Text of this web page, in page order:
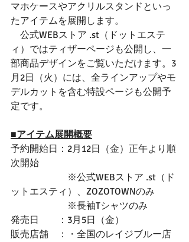
マホケースやアクリルスタンドといっ
たアイテムを展開します。
公式WEBストア .st（ドットエステ
ィ）ではティザーページも公開し、一
部商品デザインをご覧いただけます。3
月2日（火）には、全ラインアップやモ
デルカットを含む特設ページも公開予
定です。
■アイテム展開概要
予約開始日：2月12日（金）正午より順
次開始
※公式WEBストア .st（ド
ットエスティ）、ZOZOTOWNのみ
※長袖Tシャツのみ
発売日　　：3月5日（金）
販売店舗　：・全国のレイジブルー店